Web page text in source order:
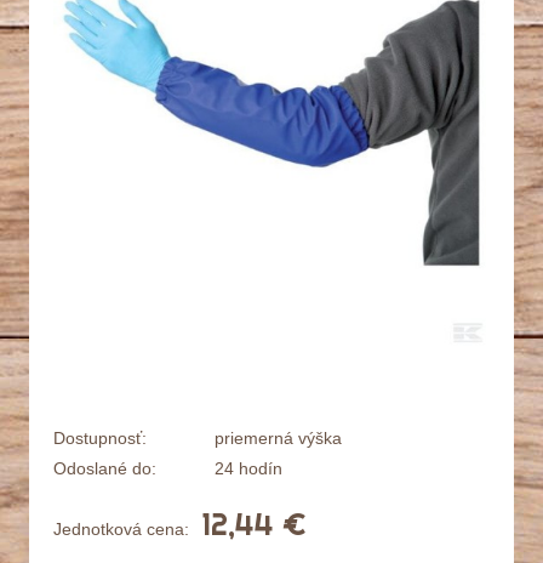
Dostupnosť:
priemerná výška
Odoslané do:
24 hodín
Jednotková cena: 12,44 €